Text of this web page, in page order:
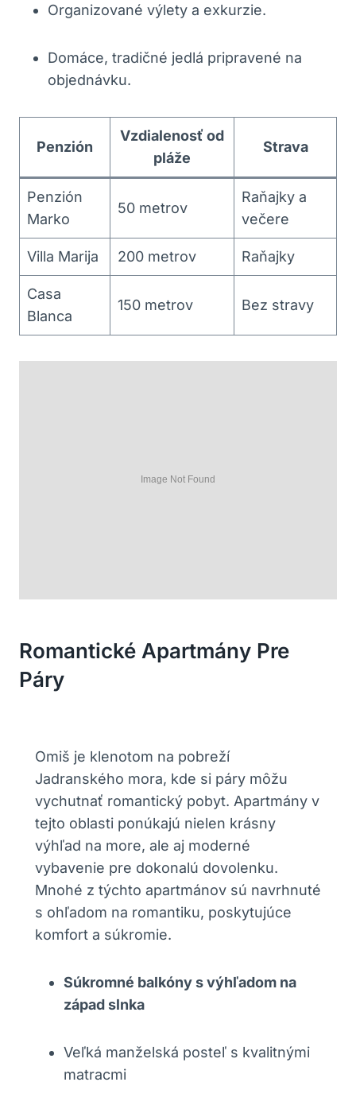
Organizované výlety a exkurzie.
Domáce, tradičné jedlá pripravené na
objednávku.
Penzión
Vzdialenosť od
pláže
Strava
Penzión
Marko
50 metrov
Raňajky a
večere
Villa Marija 200 metrov Raňajky
Casa
Blanca
150 metrov Bez stravy
Romantické Apartmány Pre
Páry
Omiš je klenotom na pobreží
Jadranského mora, kde si páry môžu
vychutnať romantický pobyt. Apartmány v
tejto oblasti ponúkajú nielen krásny
výhľad na more, ale aj moderné
vybavenie pre dokonalú dovolenku.
Mnohé z týchto apartmánov sú navrhnuté
s ohľadom na romantiku, poskytujúce
komfort a súkromie.
Súkromné balkóny s výhľadom na
západ slnka
Veľká manželská posteľ s kvalitnými
matracmi